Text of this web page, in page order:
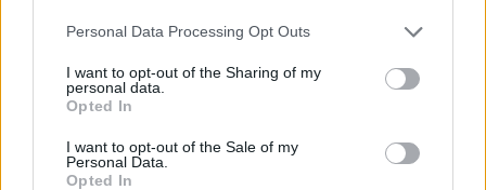
Personal Data Processing Opt Outs
I want to opt-out of the Sharing of my
personal data.
Opted In
I want to opt-out of the Sale of my
Personal Data.
Opted In